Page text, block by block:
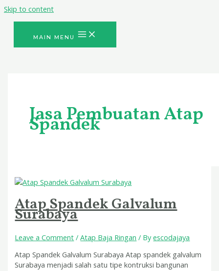
Skip to content
MAIN MENU
Jasa Pembuatan Atap
Spandek
Atap Spandek Galvalum
Surabaya
Leave a Comment /Atap Baja Ringan / Byescodajaya
Atap Spandek Galvalum Surabaya Atap spandek galvalum
Surabaya menjadi salah satu tipe kontruksi bangunan